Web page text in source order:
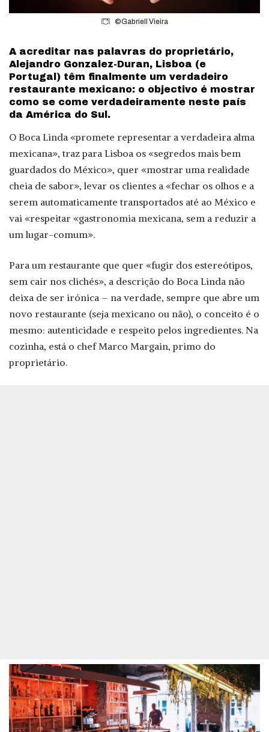
©Gabriell Vieira
A acreditar nas palavras do proprietário,
Alejandro Gonzalez-Duran, Lisboa (e
Portugal) têm finalmente um verdadeiro
restaurante mexicano: o objectivo é mostrar
como se come verdadeiramente neste país
da América do Sul.
O Boca Linda «promete representar a verdadeira alma
mexicana», traz para Lisboa os «segredos mais bem
guardados do México», quer «mostrar uma realidade
cheia de sabor», levar os clientes a «fechar os olhos e a
serem automaticamente transportados até ao México e
vai «respeitar «gastronomia mexicana, sem a reduzir a
um lugar-comum».
Para um restaurante que quer «fugir dos estereótipos,
sem cair nos clichés», a descrição do Boca Linda não
deixa de ser irónica – na verdade, sempre que abre um
novo restaurante (seja mexicano ou não), o conceito é o
mesmo: autenticidade e respeito pelos ingredientes. Na
cozinha, está o chef Marco Margain, primo do
proprietário.